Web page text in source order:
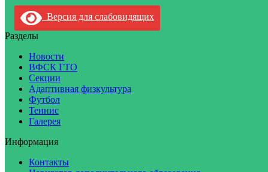
Версия для слабовидящих
Разделы
Новости
ВФСК ГТО
Секции
Адаптивная физкультура
Футбол
Теннис
Галерея
Информация
Контакты